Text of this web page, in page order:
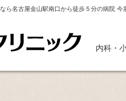
ら名古屋金山駅南口から徒歩５分の病院 今
内科・